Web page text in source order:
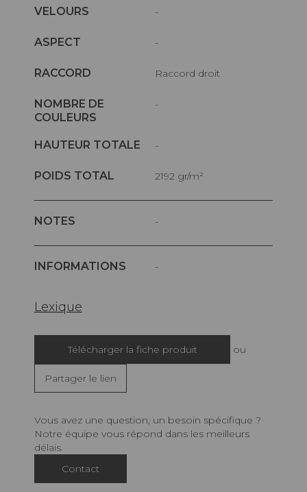
VELOURS -
ASPECT -
RACCORD Raccord droit
NOMBRE DE
COULEURS
-
HAUTEUR TOTALE -
POIDS TOTAL 2192 gr/m²
NOTES -
INFORMATIONS -
Lexique
Télécharger la fiche produit ou
Partager le lien
Vous avez une question, un besoin spécifique ?
Notre équipe vous répond dans les meilleurs
délais.
Contact